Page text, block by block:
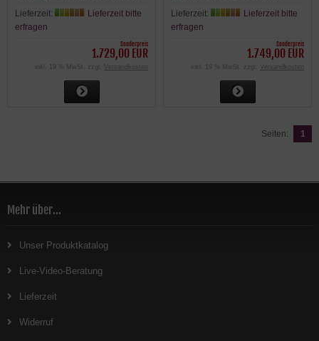
Lieferzeit:
Lieferzeit bitte
erfragen
Sonderpreis
1.729,00 EUR
inkl. 19 % MwSt. zzgl. Versandkosten
Lieferzeit:
Lieferzeit bitte
erfragen
Sonderpreis
1.749,00 EUR
inkl. 19 % MwSt. zzgl. Versandkosten
Seiten: 1
Mehr über...
Unser Produktkatalog
Live-Video-Beratung
Lieferzeit
Widerruf